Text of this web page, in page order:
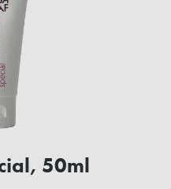
50ml